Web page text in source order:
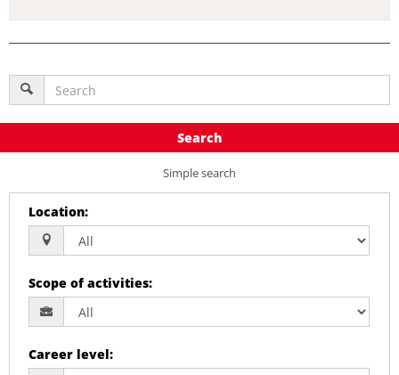
Search
Simple search
Location:
Scope of activities:
Career level: